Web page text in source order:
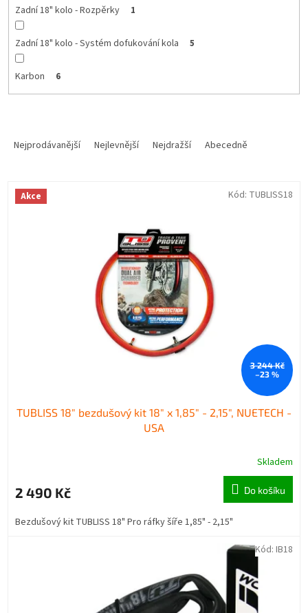
Zadní 18" kolo - Rozpěrky 1
Zadní 18" kolo - Systém dofukování kola 5
Karbon 6
Nejprodávanější Nejlevnější Nejdražší Abecedně
Akce
3 244 Kč
–23 %
TUBLISS 18" bezdušový kit 18" x 1,85" - 2,15", NUETECH -
USA
Skladem
2 490 Kč Do košíku
Bezdušový kit TUBLISS 18" Pro ráfky šíře 1,85" - 2,15"
Kód: TUBLISS18
Kód: IB18